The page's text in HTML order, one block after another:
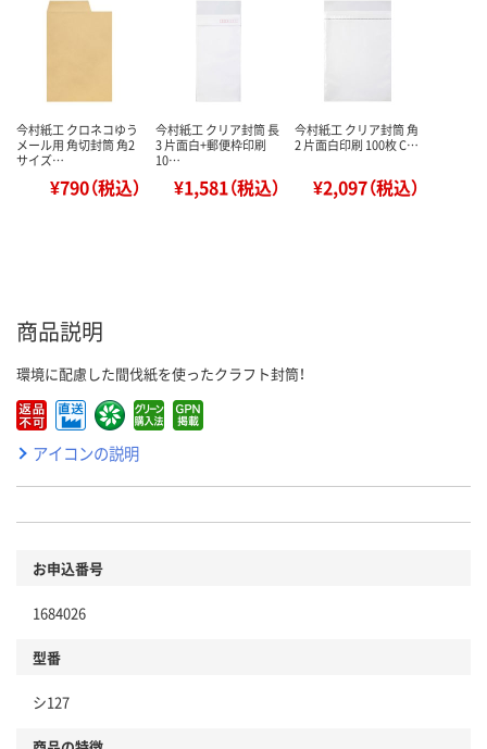
今村紙工 クロネコゆう
メール用 角切封筒 角2
サイズ…
¥790（税込）
今村紙工 クリア封筒 長
3 片面白+郵便枠印刷
10…
¥1,581（税込）
今村紙工 クリア封筒 角
2 片面白印刷 100枚 C…
¥2,097（税込）
商品説明
環境に配慮した間伐紙を使ったクラフト封筒！
アイコンの説明
お申込番号
1684026
型番
シ127